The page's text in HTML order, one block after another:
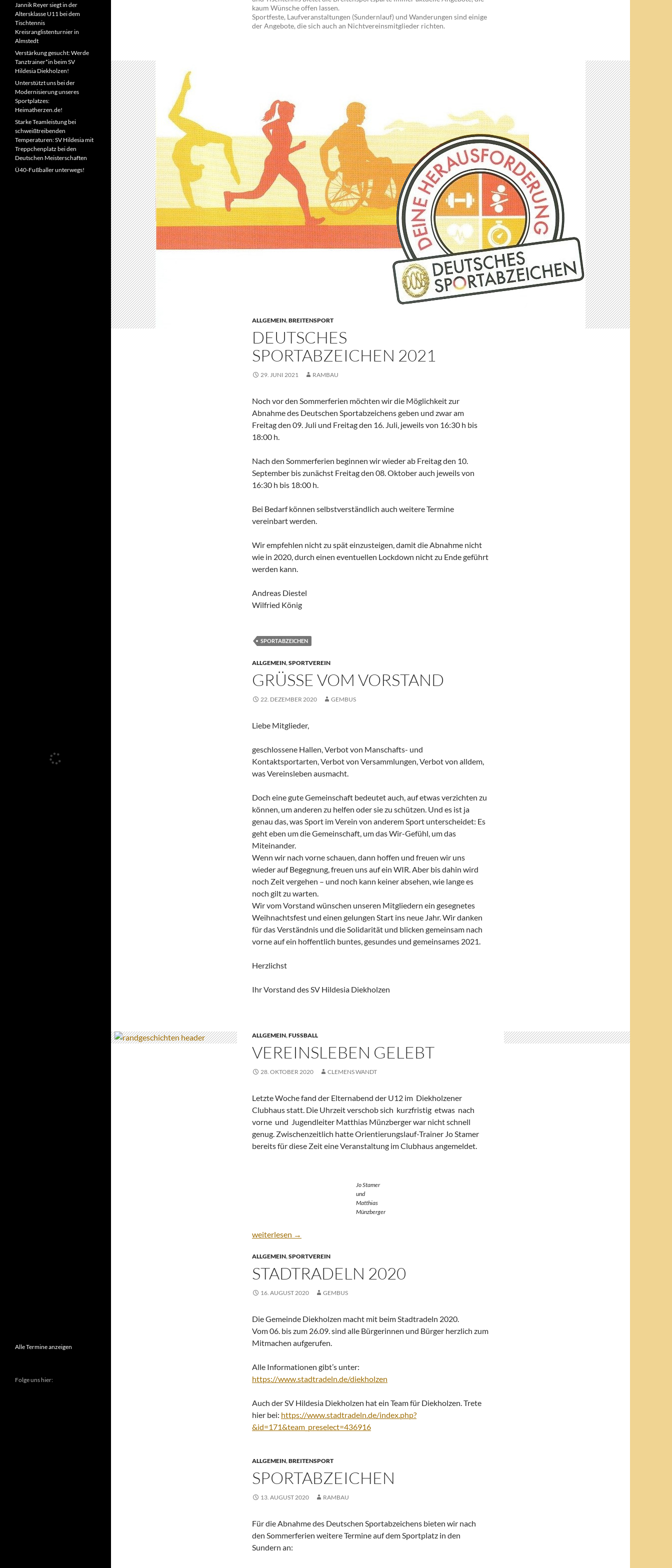
kaum Wünsche offen lassen.
Sportfeste, Laufveranstaltungen (Sundernlauf) und Wanderungen sind einige
der Angebote, die sich auch an Nichtvereinsmitglieder richten.
ALLGEMEIN,BREITENSPORT
DEUTSCHES
SPORTABZEICHEN 2021
29. JUNI 2021 RAMBAU
Noch vor den Sommerferien möchten wir die Möglichkeit zur
Abnahme des Deutschen Sportabzeichens geben und zwar am
Freitag den 09. Juli und Freitag den 16. Juli, jeweils von 16:30 h bis
18:00 h.
Nach den Sommerferien beginnen wir wieder ab Freitag den 10.
September bis zunächst Freitag den 08. Oktober auch jeweils von
16:30 h bis 18:00 h.
Bei Bedarf können selbstverständlich auch weitere Termine
vereinbart werden.
Wir empfehlen nicht zu spät einzusteigen, damit die Abnahme nicht
wie in 2020, durch einen eventuellen Lockdown nicht zu Ende geführt
werden kann.
Andreas Diestel
Wilfried König
SPORTABZEICHEN
ALLGEMEIN,SPORTVEREIN
GRÜSSE VOM VORSTAND
22. DEZEMBER 2020 GEMBUS
Liebe Mitglieder,
geschlossene Hallen, Verbot von Manschafts- und
Kontaktsportarten, Verbot von Versammlungen, Verbot von alldem,
was Vereinsleben ausmacht.
Doch eine gute Gemeinschaft bedeutet auch, auf etwas verzichten zu
können, um anderen zu helfen oder sie zu schützen. Und es ist ja
genau das, was Sport im Verein von anderem Sport unterscheidet: Es
geht eben um die Gemeinschaft, um das Wir-Gefühl, um das
Miteinander.
Wenn wir nach vorne schauen, dann hoffen und freuen wir uns
wieder auf Begegnung, freuen uns auf ein WIR. Aber bis dahin wird
noch Zeit vergehen – und noch kann keiner absehen, wie lange es
noch gilt zu warten.
Wir vom Vorstand wünschen unseren Mitgliedern ein gesegnetes
Weihnachtsfest und einen gelungen Start ins neue Jahr. Wir danken
für das Verständnis und die Solidarität und blicken gemeinsam nach
vorne auf ein hoffentlich buntes, gesundes und gemeinsames 2021.
Herzlichst
Ihr Vorstand des SV Hildesia Diekholzen
ALLGEMEIN,FUSSBALL
VEREINSLEBEN GELEBT
28. OKTOBER 2020 CLEMENS WANDT
Letzte Woche fand der Elternabend der U12 im Diekholzener
Clubhaus statt. Die Uhrzeit verschob sich kurzfristig etwas nach
vorne und Jugendleiter Matthias Münzberger war nicht schnell
genug. Zwischenzeitlich hatte Orientierungslauf-Trainer Jo Stamer
bereits für diese Zeit eine Veranstaltung im Clubhaus angemeldet.
Jo Stamer
und
Matthias
Münzberger
Vereinsleben gelebt
weiterlesen →
ALLGEMEIN,SPORTVEREIN
STADTRADELN 2020
16. AUGUST 2020 GEMBUS
Die Gemeinde Diekholzen macht mit beim Stadtradeln 2020.
Vom 06. bis zum 26.09. sind alle Bürgerinnen und Bürger herzlich zum
Mitmachen aufgerufen.
Alle Informationen gibt’s unter:
https://www.stadtradeln.de/diekholzen
Auch der SV Hildesia Diekholzen hat ein Team für Diekholzen. Trete
hier bei: https://www.stadtradeln.de/index.php?
&id=171&team_preselect=436916
ALLGEMEIN,BREITENSPORT
SPORTABZEICHEN
13. AUGUST 2020 RAMBAU
Für die Abnahme des Deutschen Sportabzeichens bieten wir nach
den Sommerferien weitere Termine auf dem Sportplatz in den
Sundern an:
Jannik Reyer siegt in der
Altersklasse U11 bei dem
Tischtennis
Kreisranglistenturnier in
Almstedt
Verstärkung gesucht: Werde
Tanztrainer*in beim SV
Hildesia Diekholzen!
Unterstützt uns bei der
Modernisierung unseres
Sportplatzes:
Heimatherzen.de!
Starke Teamleistung bei
schweißtreibenden
Temperaturen: SV Hildesia mit
Treppchenplatz bei den
Deutschen Meisterschaften
Ü40-Fußballer unterwegs!
Alle Termine anzeigen
Folge uns hier: